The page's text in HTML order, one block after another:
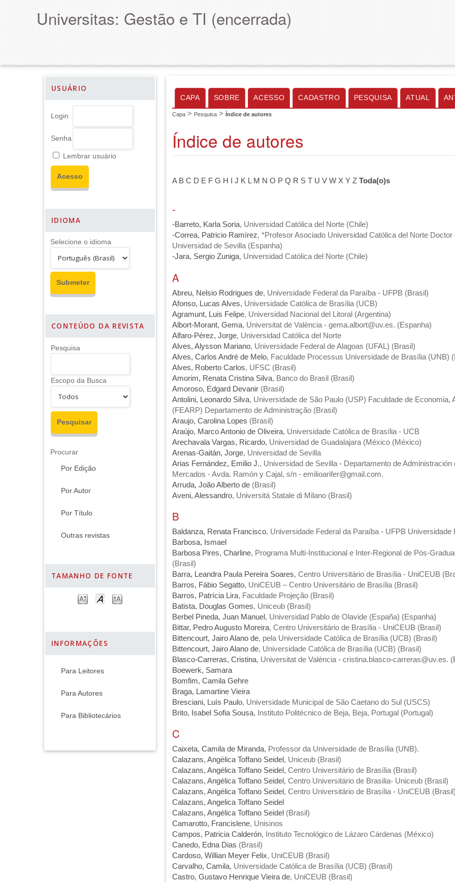
Universitas: Gestão e TI (encerrada)
USUÁRIO
Login
Senha
Lembrar usuário
IDIOMA
Selecione o idioma
CONTEÚDO DA REVISTA
Pesquisa
Escopo da Busca
Procurar
Por Edição
Por Autor
Por Título
Outras revistas
TAMANHO DE FONTE
INFORMAÇÕES
Para Leitores
Para Autores
Para Bibliotecários
CAPA SOBRE ACESSO CADASTRO PESQUISA ATUAL
Capa > Pesquisa > Índice de autores
Índice de autores
A B C D E F G H J K L M N O P Q R S T U V W X Y Z Toda(o)s
-
-Barreto, Karla Soria, Universidad Católica del Norte (Chile)
-Correa, Patricio Ramírez, *Profesor Asociado Universidad Católica del Norte
Universidad de Sevilla (Espanha)
-Jara, Sergio Zuniga, Universidad Católica del Norte (Chile)
A
Abreu, Nelsio Rodrigues de, Universidade Federal da Paraíba - UFPB (Brasil)
Afonso, Lucas Alves, Universidade Católica de Brasília (UCB)
Agramunt, Luis Felipe, Universidad Nacional del Litoral (Argentina)
Albort-Morant, Gema, Universitat de València - gema.albort@uv.es. (Espanha)
Alfaro-Pérez, Jorge, Universidad Católica del Norte
Alves, Alysson Mariano, Universidade Federal de Alagoas (UFAL) (Brasil)
Alves, Carlos André de Melo, Faculdade Processus Universidade de Brasília (UNB)
Alves, Roberto Carlos, UFSC (Brasil)
Amorim, Renata Cristina Silva, Banco do Brasil (Brasil)
Amoroso, Edgard Devanir (Brasil)
Antolini, Leonardo Silva, Universidade de São Paulo (USP) Faculdade de Economia,
(FEARP) Departamento de Administração (Brasil)
Araujo, Carolina Lopes (Brasil)
Araújo, Marco Antonio de Oliveira, Universidade Católica de Brasília - UCB
Arechavala Vargas, Ricardo, Universidad de Guadalajara (México (México)
Arenas-Gaitán, Jorge, Universidad de Sevilla
Arias Fernández, Emilio J., Universidad de Sevilla - Departamento de
Mercados - Avda. Ramón y Cajal, s/n - emilioarifer@gmail.com.
Arruda, João Alberto de (Brasil)
Aveni, Alessandro, Universitá Statale di Milano (Brasil)
B
Baldanza, Renata Francisco, Universidade Federal da Paraíba - UFPB Universidade
Barbosa, Ismael
Barbosa Pires, Charline, Programa Multi-Institucional e Inter-Regional de Pós-
(Brasil)
Barra, Leandra Paula Pereira Soares, Centro Universitário de Brasília - UniCEUB
Barros, Fábio Segatto, UniCEUB – Centro Universitário de Brasília (Brasil)
Barros, Patrícia Lira, Faculdade Projeção (Brasil)
Batista, Douglas Gomes, Uniceub (Brasil)
Berbel Pineda, Juan Manuel , Universidad Pablo de Olavide (España) (Espanha)
Bittar, Pedro Augusto Moreira, Centro Universitário de Brasília - UniCEUB (Brasil)
Bittencourt, Jairo Alano de, pela Universidade Católica de Brasília (UCB) (Brasil)
Bittencourt, Jairo Alano de, Universidade Católica de Brasília (UCB) (Brasil)
Blasco-Carreras, Cristina, Universitat de València - cristina.blasco-carreras@uv.es.
Boewerk, Samara
Bomfim, Camila Gehre
Braga, Lamartine Vieira
Bresciani, Luís Paulo, Universidade Municipal de São Caetano do Sul (USCS)
Brito, Isabel Sofia Sousa, Instituto Politécnico de Beja, Beja, Portugal (Portugal)
C
Caixeta, Camila de Miranda, Professor da Universidade de Brasília (UNB).
Calazans, Angélica Toffano Seidel , Uniceub (Brasil)
Calazans, Angélica Toffano Seidel , Centro Universitário de Brasília (Brasil)
Calazans, Angélica Toffano Seidel , Centro Universitário de Brasilia- Uniceub (Brasil)
Calazans, Angélica Toffano Seidel , Centro Universitário de Brasília - UniCEUB
Calazans, Angelica Toffano Seidel
Calazans, Angélica Toffano Seidel (Brasil)
Camarotto, Francislene, Unisinos
Campos, Patricia Calderón, Instituto Tecnológico de Lázaro Cárdenas (México)
Canedo, Edna Dias (Brasil)
Cardoso, Willian Meyer Felix, UniCEUB (Brasil)
Carvalho, Camila, Universidade Católica de Brasília (UCB) (Brasil)
Castro, Gustavo Henrique Vieira de, UniCEUB (Brasil)